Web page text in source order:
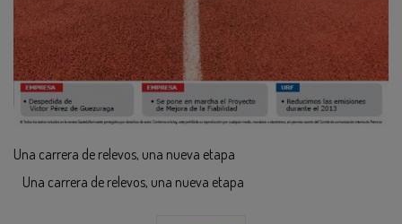
Una carrera de relevos, una nueva etapa
Una carrera de relevos, una nueva etapa